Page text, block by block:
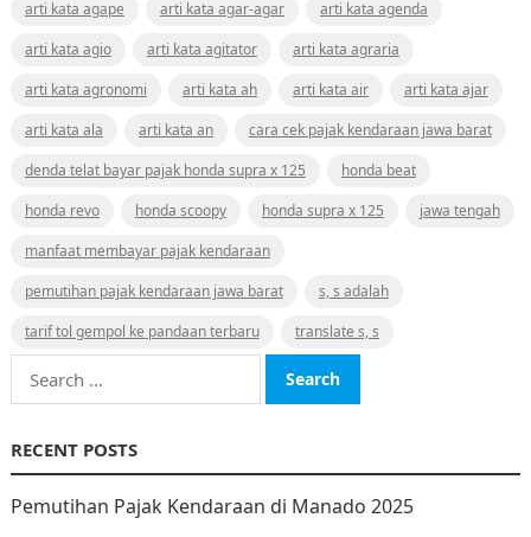
arti kata agape
arti kata agar-agar
arti kata agenda
arti kata agio
arti kata agitator
arti kata agraria
arti kata agronomi
arti kata ah arti kata air
arti kata ajar
arti kata ala
arti kata an
cara cek pajak kendaraan jawa barat
denda telat bayar pajak honda supra x 125
honda beat
honda revo
honda scoopy honda supra x 125
jawa tengah
manfaat membayar pajak kendaraan
pemutihan pajak kendaraan jawa barat
s, s adalah
tarif tol gempol ke pandaan terbaru
translate s, s
Search
for:
RECENT POSTS
Pemutihan Pajak Kendaraan di Manado 2025